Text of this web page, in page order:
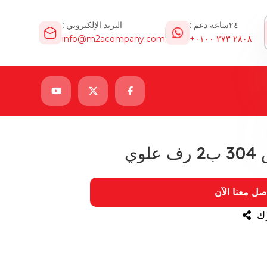
٢٤ساعة دعم :
٢٨٠٨ ٢٧٣ ٠١٠٠+
البريد الإلكتروني :
info@m2acompany.com
معنا الآن